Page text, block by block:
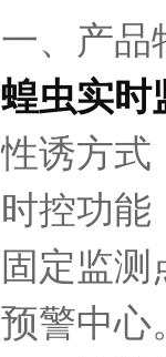
一、产品
蝗虫实时
性诱方式
时控功能
固定监
预警中心